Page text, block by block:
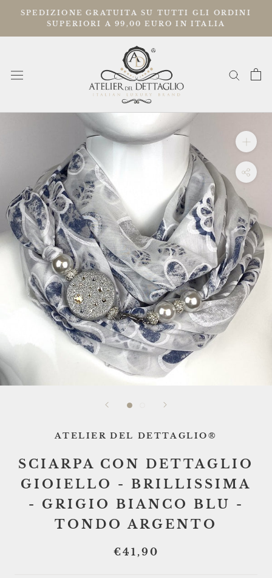
contenuto
SPEDIZIONE GRATUITA SU TUTTI GLI ORDINI
SUPERIORI A 99,00 EURO IN ITALIA
ATELIER DEL DETTAGLIO®
SCIARPA CON DETTAGLIO
GIOIELLO - BRILLISSIMA
- GRIGIO BIANCO BLU -
TONDO ARGENTO
€41,90